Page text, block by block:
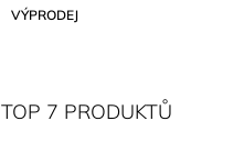
VÝPRODEJ
TOP 7 PRODUKTŮ